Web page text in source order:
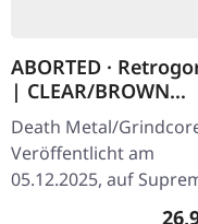
ABORTED ·
| CLEAR/BROWN
MARBLED LP
Death Metal/
Veröffentlicht am
05.12.2025, auf